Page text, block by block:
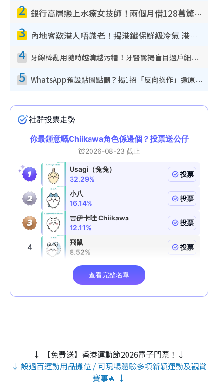
2 銀行高層戀上水療女技師！兩個月借128萬驚覺「沉船」沉落火海 揭背後疑似邪教操控賣淫
3 內地客歎港人唔識老！揭港鐵保鮮級冷氣 港人求放過：咪投訴
4 牙線棒亂用隨時越清越污糟！牙醫驚揭盲目過戶細菌恐致蛀牙：呢種先係日常真保養
5 WhatsApp預設貼圖點刪？揭1招「反向操作」還原簡潔介面 附3步實測教學
↓ 【免費送】香港運動節2026電子門票！↓
↓ 設過百運動用品攤位 / 可現場體驗多項新穎運動及觀賞
賽事🔥 ↓